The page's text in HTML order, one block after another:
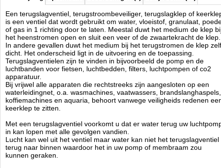
Een terugslagventiel, terugstroombeveiliger, terugslagklep of
is een ventiel dat wordt gebruikt om water, vloeistof, granulaat,
of gas in 1 richting door te laten. Meestal duwt het medium de klep
het heenstromen open en sluit een veer of de zwaartekracht de klep.
In andere gevallen duwt het medium bij het terugstromen de klep zelf
dicht. Het onderscheid ligt in de uitvoering en de toepassing.
Terugslagventielen zijn te vinden in bijvoorbeeld de pomp en de
luchtbanden voor fietsen, luchtbedden, filters, luchtpompen of co2
apparatuur.
Bij vrijwel alle apparaten die rechtstreeks zijn aangesloten op een
waterleidingnet, o.a. wasmachines, vaatwassers, brandslanghaspels,
koffiemachines en aquaria, behoort vanwege veiligheids redenen
keerklep te zitten.
Met een terugslagventiel voorkomt u dat er water terug uw
in kan lopen met alle gevolgen vandien.
Lucht kan wel uit het ventiel maar water kan niet het terugslagventiel
terug naar binnen waardoor het in uw pomp of membraam zou
kunnen geraken.